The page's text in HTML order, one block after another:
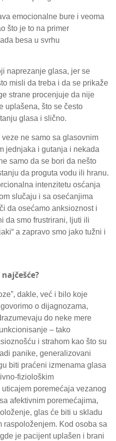
emocionalne bure i veoma
što je to na primer
besa u svrhu
naprezanje glasa, jer se
misli da treba i da se prikaže
strane procenjuje da nije
uplašena, što se često
glasa i slično.
veze ne samo sa glasovnim
jednjaka i gutanja i nekada
samo da se bori da nešto
da proguta vodu ili hranu.
intenzitetu osćanja
slučaju i sa osećanjima
da osećamo anksioznost i
da smo frustrirani, ljuti ili
a zapravo smo jako tužni i
dakle, već i bilo koje
o dijagnozama,
do neke mere
– tako
i strahom kao što su
panike, generalizovani
biti praćeni izmenama glasa
fiziološkim
poremećaja vezanog
afektivnim poremećajima,
glas će biti u skladu
Kod osoba sa
je pacijent uplašen i brani